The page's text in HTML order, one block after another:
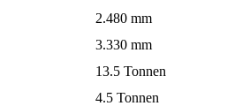
2.480 mm
3.330 mm
13.5 Tonnen
4.5 Tonnen